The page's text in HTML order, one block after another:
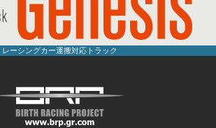
レーシングカー運搬対応トラック